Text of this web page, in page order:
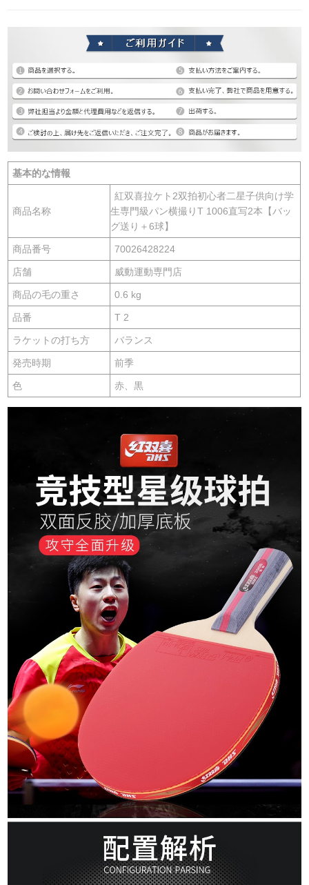
基本的な情報
商品名称
紅双喜拉ケト2双拍初心者二星子供向け学
生専門級パン横撮りT 1006直写2本【バッ
グ送り＋6球】
商品番号 70026428224
店舗 威動運動専門店
商品の毛の重さ 0.6 kg
品番 T 2
ラケットの打ち方 バランス
発売時期 前季
色 赤、黒